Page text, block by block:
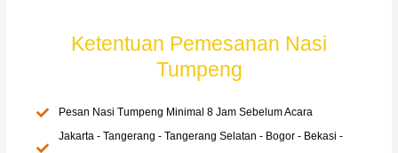
Ketentuan Pemesanan Nasi
Tumpeng
Pesan Nasi Tumpeng Minimal 8 Jam Sebelum Acara
Jakarta - Tangerang - Tangerang Selatan - Bogor - Bekasi -